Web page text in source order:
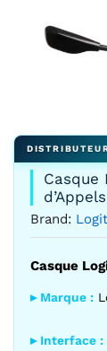
Casque
d’Appels
Brand:
Casque
▸ Marque :
▸ Interface :